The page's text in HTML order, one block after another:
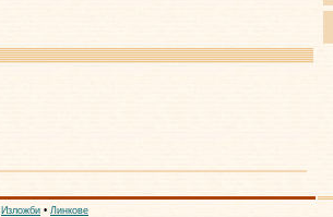
Изложби • Линкове